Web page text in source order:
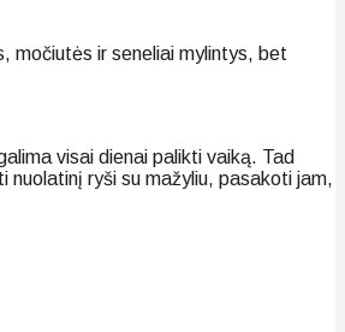
močiutės ir seneliai mylintys, bet
visai dienai palikti vaiką. Tad
nuolatinį ryši su mažyliu, pasakoti jam,